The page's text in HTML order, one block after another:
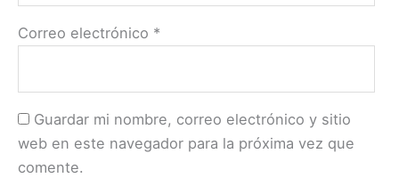
Correo electrónico *
Guardar mi nombre, correo electrónico y sitio
web en este navegador para la próxima vez que
comente.